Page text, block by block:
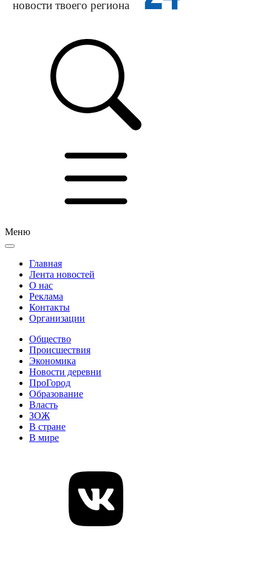
Меню
Главная
Лента новостей
О нас
Реклама
Контакты
Организации
Общество
Происшествия
Экономика
Новости деревни
ПроГород
Образование
Власть
ЗОЖ
В стране
В мире